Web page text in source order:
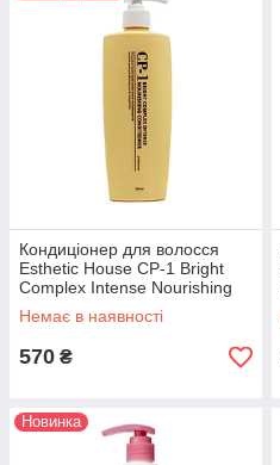
Кондиціонер для волосся
Esthetic House CP-1 Bright
Complex Intense Nourishing
Conditioner 500 ml
Немає в наявності
570 ₴
Новинка